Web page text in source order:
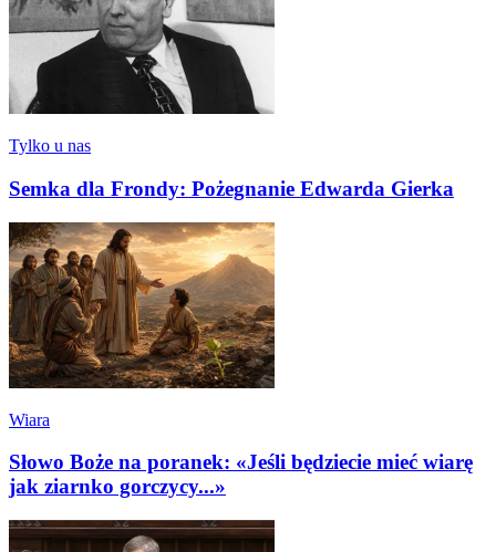
Tylko u nas
Semka dla Frondy: Pożegnanie Edwarda Gierka
Wiara
Słowo Boże na poranek: «Jeśli będziecie mieć wiarę
jak ziarnko gorczycy...»